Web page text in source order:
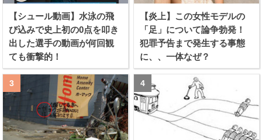
【シュール動画】水泳の飛
び込みで史上初の0点を叩き
出した選手の動画が何回観
ても衝撃的！
【炎上】この女性モデルの
「足」について論争勃発！
犯罪予告まで発生する事態
に、、一体なぜ？